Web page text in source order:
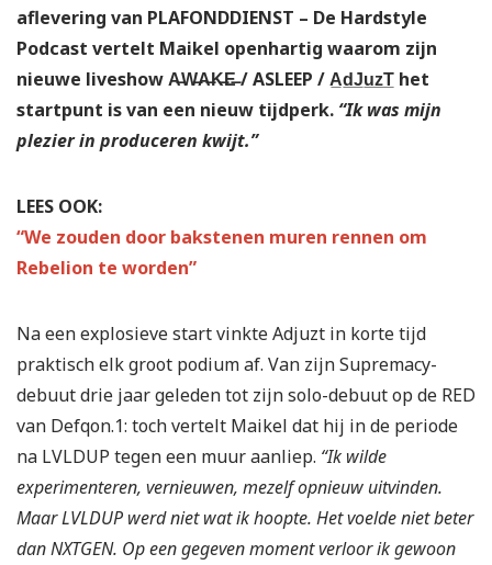
aflevering van PLAFONDDIENST – De Hardstyle
Podcast vertelt Maikel openhartig waarom zijn
nieuwe liveshow A̶W̶A̶K̶E̶ / ASLEEP / A̲d̲J̲u̲z̲T̲ het
startpunt is van een nieuw tijdperk. “Ik was mijn
plezier in produceren kwijt.”
LEES OOK:
“We zouden door bakstenen muren rennen om
Rebelion te worden”
Na een explosieve start vinkte Adjuzt in korte tijd
praktisch elk groot podium af. Van zijn Supremacy-
debuut drie jaar geleden tot zijn solo-debuut op de RED
van Defqon.1: toch vertelt Maikel dat hij in de periode
na LVLDUP tegen een muur aanliep. “Ik wilde
experimenteren, vernieuwen, mezelf opnieuw uitvinden.
Maar LVLDUP werd niet wat ik hoopte. Het voelde niet beter
dan NXTGEN. Op een gegeven moment verloor ik gewoon